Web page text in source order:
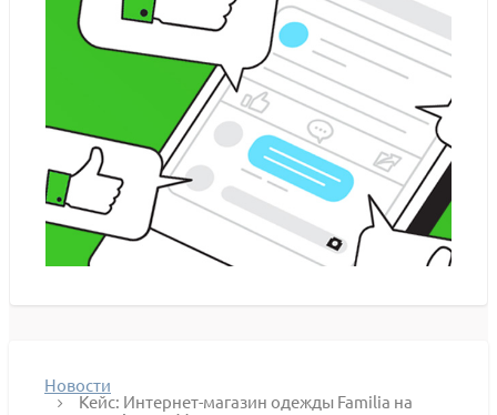
Новости
Кейс: Интернет-магазин одежды Familia на